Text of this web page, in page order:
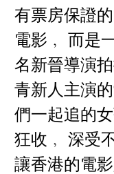
有票房保證
電影﹐ 而是
名新晉導演
青新人主演
們一起追的
狂收﹐ 深受
讓香港的電